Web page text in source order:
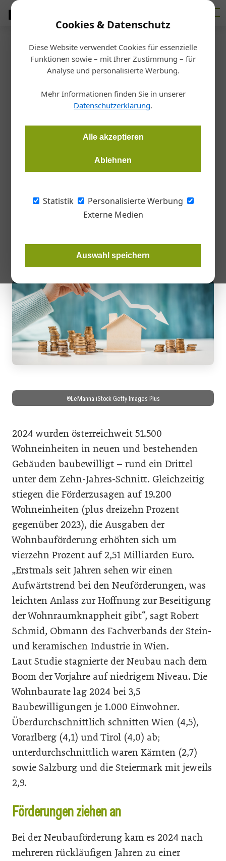
Cookies & Datenschutz
Diese Website verwendet Cookies für essenzielle
Funktionen sowie – mit Ihrer Zustimmung – für
Analyse und personalisierte Werbung.
Mehr Informationen finden Sie in unserer
Datenschutzerklärung.
Alle akzeptieren
Ablehnen
Statistik
Personalisierte Werbung
Externe Medien
Auswahl speichern
Startseite /Markt
Wohnbauförderung
Wohnbaujahr 2024: Im Zeichen
der Talsohle
Redaktion Handwerk + Bau
Die Zahl der Baubewilligungen ist 2024 niedrig geblieben,
Ausgaben der Wohnbauförderung angezogen. Das zeigt die
aktuelle Wohnbauförderungs- und Baubewilligungsstatistik,
Wohnen (IIBW) vorlegt.
©LeManna iStock Getty Images Plus
2024 wurden österreichweit 51.500
Wohneinheiten in neuen und bestehenden
Gebäuden baubewilligt – rund ein Drittel
unter dem Zehn-Jahres-Schnitt. Gleichzeitig
stiegen die Förderzusagen auf 19.200
Wohneinheiten (plus dreizehn Prozent
gegenüber 2023), die Ausgaben der
Wohnbauförderung erhöhten sich um
vierzehn Prozent auf 2,51 Milliarden Euro.
„Erstmals seit Jahren sehen wir einen
Aufwärtstrend bei den Neuförderungen, was
leichten Anlass zur Hoffnung zur Beseitigung
der Wohnraumknappheit gibt“, sagt Robert
Schmid, Obmann des Fachverbands der Stein-
und keramischen Industrie in Wien.
Laut Studie stagnierte der Neubau nach dem
Boom der Vorjahre auf niedrigem Niveau. Die
Wohnbaurate lag 2024 bei 3,5
Baubewilligungen je 1.000 Einwohner.
Überdurchschnittlich schnitten Wien (4,5),
Vorarlberg (4,1) und Tirol (4,0) ab;
unterdurchschnittlich waren Kärnten (2,7)
sowie Salzburg und die Steiermark mit jeweils
2,9.
Förderungen ziehen an
Bei der Neubauförderung kam es 2024 nach
mehreren rückläufigen Jahren zu einer